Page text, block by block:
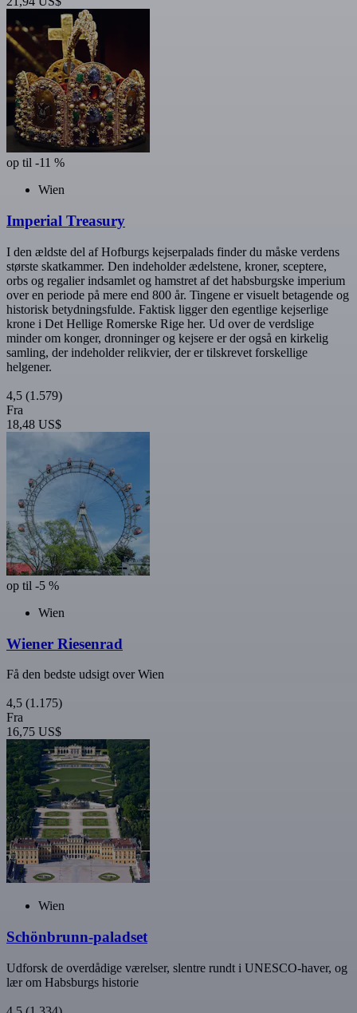
op til -11 %
Wien
Imperial Treasury
I den ældste del af Hofburgs kejserpalads finder du måske verdens
største skatkammer. Den indeholder ædelstene, kroner, sceptere,
orbs og regalier indsamlet og hamstret af det habsburgske imperium
over en periode på mere end 800 år. Tingene er visuelt betagende og
historisk betydningsfulde. Faktisk ligger den egentlige kejserlige
krone i Det Hellige Romerske Rige her. Ud over de verdslige
minder om konger, dronninger og kejsere er der også en kirkelig
samling, der indeholder relikvier, der er tilskrevet forskellige
helgener.
4,5 (1.579)
Fra
18,48 US$
op til -5 %
Wien
Wiener Riesenrad
Få den bedste udsigt over Wien
4,5 (1.175)
Fra
16,75 US$
Wien
Schönbrunn-paladset
Udforsk de overdådige værelser, slentre rundt i UNESCO-haver, og
lær om Habsburgs historie